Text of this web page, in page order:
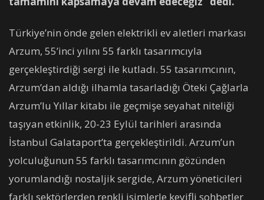
Türkiye’nin önde gelen elektrikli ev aletleri markası
Arzum, 55’inci yılını 55 farklı tasarımcıyla
gerçekleştirdiği sergi ile kutladı. 55 tasarımcının,
Arzum’dan aldığı ilhamla tasarladığı Öteki Çağlarla
Arzum’lu Yıllar kitabı ile geçmişe seyahat niteliği
taşıyan etkinlik, 20-23 Eylül tarihleri arasında
İstanbul Galataport’ta gerçekleştirildi. Arzum’un
yolculuğunun 55 farklı tasarımcının gözünden
yorumlandığı nostaljik sergide, Arzum yöneticileri
farklı sektörlerden renkli isimlerle keyifli sohbetler